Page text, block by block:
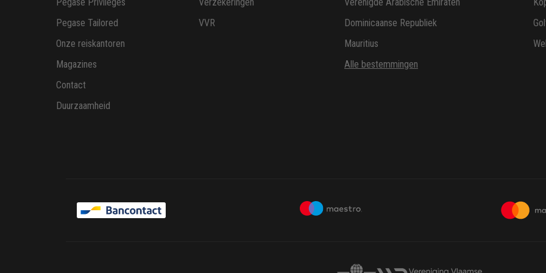
Pegase Tailored
Onze reiskantoren
Magazines
Contact
Duurzaamheid
VVR
Dominicaanse Republiek
Mauritius
Alle bestemmingen